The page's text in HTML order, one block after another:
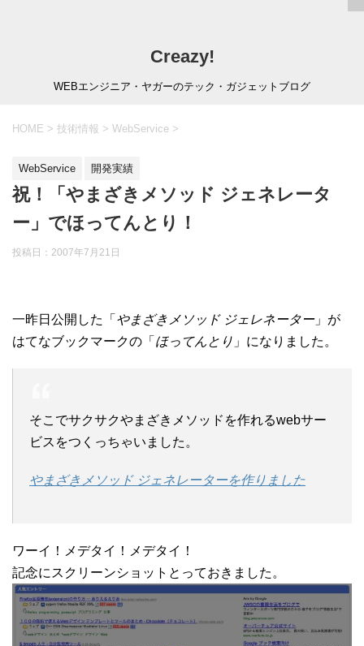
Creazy!
WEBエンジニア・ヤガーのテック・ガジェットブログ
HOME > 技術情報 > WebService >
WebService 開発実績
祝！「やまざきメソッド ジェネレータ
ー」でほってんとり！
投稿日： 2007年7月21日
一昨日公開した「 やまざきメソッド ジェレネーター」が
はてなブックマークの「 ほってんとり 」になりました。
そこでサクサクやまざきメソッドを作れるwebサー
ビスをつくっちゃいました。
やまざきメソッド ジェネレーターを作りました
ワーイ！メデタイ！メデタイ！
記念にスクリーンショットとっておきました。